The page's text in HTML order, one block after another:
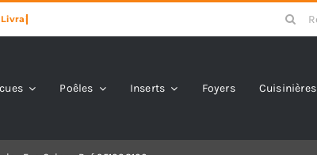
Search
for:
Poêles Inserts Foyers Cuisinières